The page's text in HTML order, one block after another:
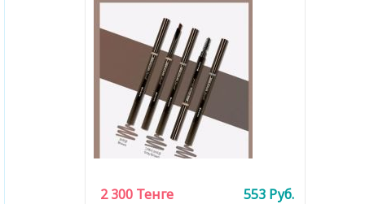
2 300 Тенге 553 Руб.